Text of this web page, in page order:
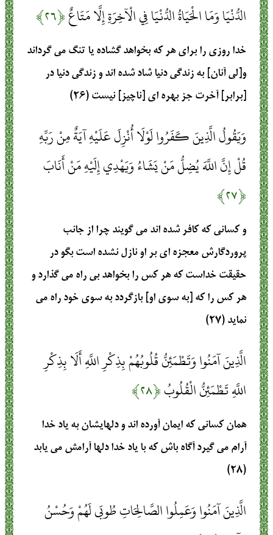
الدُّنْيَا وَمَا الْحَيَاةُ الدُّنْيَا فِي الْآخِرَةِ إِلَّا مَتَاعٌ﴿۲۶﴾
خدا روزى را براى هر كه بخواهد گشاده يا تنگ مى‏ گرداند
و[لى آنان] به زندگى دنيا شاد شده‏ اند و زندگى دنيا در
[برابر] آخرت جز بهره‏ اى [ناچيز] نيست (۲۶)
وَيَقُولُ الَّذِينَ كَفَرُوا لَوْلَا أُنْزِلَ عَلَيْهِ آيَةٌ مِنْ رَبِّهِ
قُلْ إِنَّ اللَّهَ يُضِلُّ مَنْ يَشَاءُ وَيَهْدِي إِلَيْهِ مَنْ أَنَابَ
﴿۲۷﴾
و كسانى كه كافر شده‏ اند مى‏ گويند چرا از جانب
پروردگارش معجزه ‏اى بر او نازل نشده است بگو در
حقيقت ‏خداست كه هر كس را بخواهد بى‏ راه مى‏ گذارد و
هر كس را كه [به سوى او] بازگردد به سوى خود راه مى
‏نمايد (۲۷)
الَّذِينَ آمَنُوا وَتَطْمَئِنُّ قُلُوبُهُمْ بِذِكْرِ اللَّهِ أَلَا بِذِكْرِ
اللَّهِ تَطْمَئِنُّ الْقُلُوبُ﴿۲۸﴾
همان كسانى كه ايمان آورده‏ اند و دلهايشان به ياد خدا
آرام مى‏ گيرد آگاه باش كه با ياد خدا دلها آرامش مى‏ يابد
(۲۸)
الَّذِينَ آمَنُوا وَعَمِلُوا الصَّالِحَاتِ طُوبَى لَهُمْ وَحُسْنُ